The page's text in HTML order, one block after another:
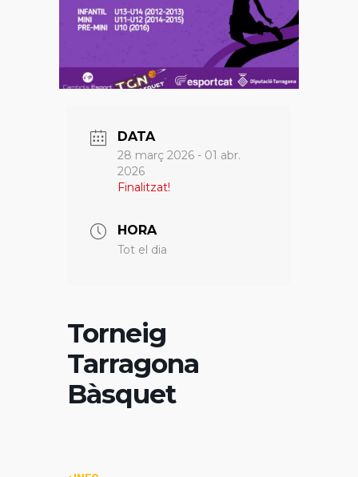
DATA
28 març 2026 - 01 abr.
2026
Finalitzat!
HORA
Tot el dia
Torneig
Tarragona
Bàsquet